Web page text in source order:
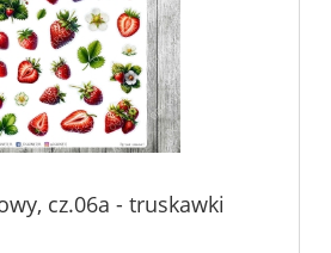
cz.06a - truskawki